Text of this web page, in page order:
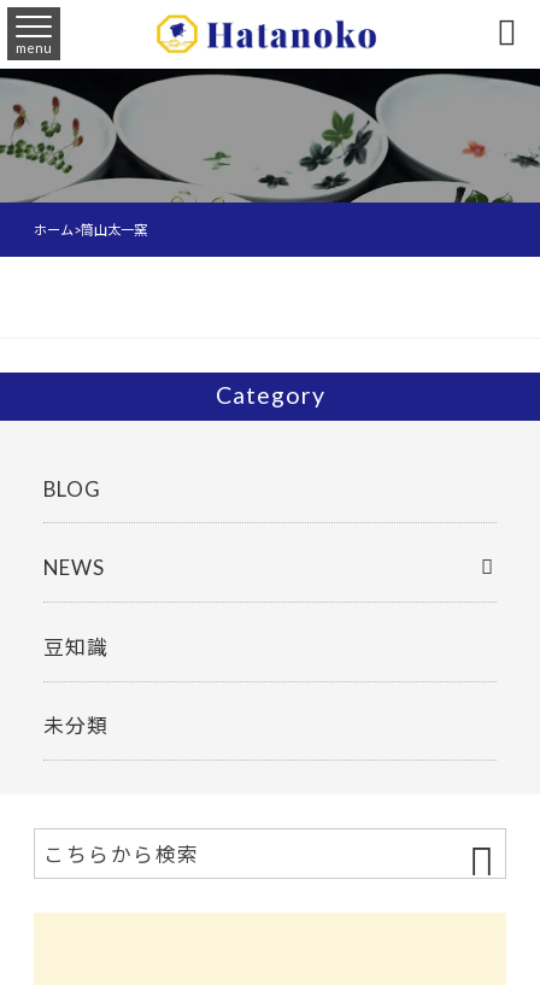
menu 
ホーム>筒山太一窯
Category
BLOG
NEWS
豆知識
未分類